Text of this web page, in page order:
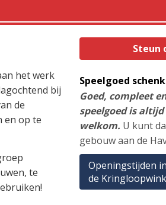
het werk
bij
de
en op te
te
Steun
Speelgoed
Goed, compleet
speelgoed is
welkom. U kunt
gebouw aan de
Openingstijden
de